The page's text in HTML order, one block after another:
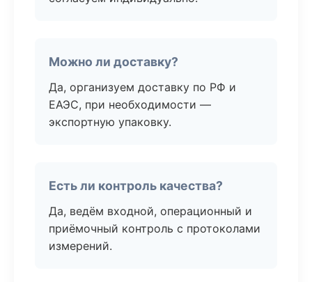
Можно ли доставку?
Да, организуем доставку по РФ и
ЕАЭС, при необходимости —
экспортную упаковку.
Есть ли контроль качества?
Да, ведём входной, операционный и
приёмочный контроль с протоколами
измерений.